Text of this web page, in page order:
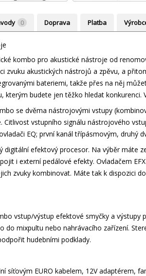
0 Doprava Platba
kombo pro akustické nástroje od
zvuku akustických nástrojů a zpěvu, a
bateriemi, takže přes na něj
kterým budete jen těžko hledat
se dvěma nástrojovými vstupy
Citlivost vstupního signálu nástrojového
EQ; první kanál třípásmovým, druhý
digitální efektový procesor. Na výběr máte
i externí pedálové efekty. Ovladačem
zvuky kombinovat. Máte tak k dispozici
vstup/výstup efektové smyčky a
do mixpultu nebo nahrávacího zařízení.
hudebními podklady.
síťovým EURO kabelem, 12V adaptérem,